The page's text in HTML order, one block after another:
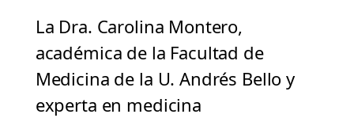
La Dra. Carolina Montero,
académica de la Facultad de
Medicina de la U. Andrés Bello y
experta en medicina